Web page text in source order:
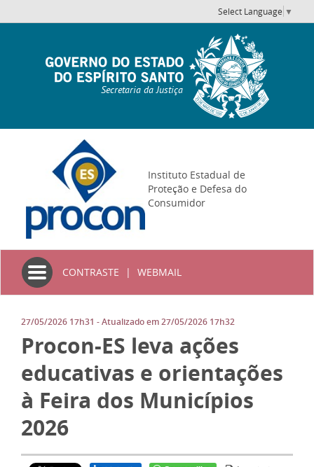
Select Language ▼
Secretaria da Justiça
Instituto Estadual de
Proteção e Defesa do
Consumidor
Toggle
navigation
CONTRASTE | WEBMAIL
27/05/2026 17h31 - Atualizado em27/05/2026 17h32
Procon-ES leva ações
educativas e orientações
à Feira dos Municípios
2026